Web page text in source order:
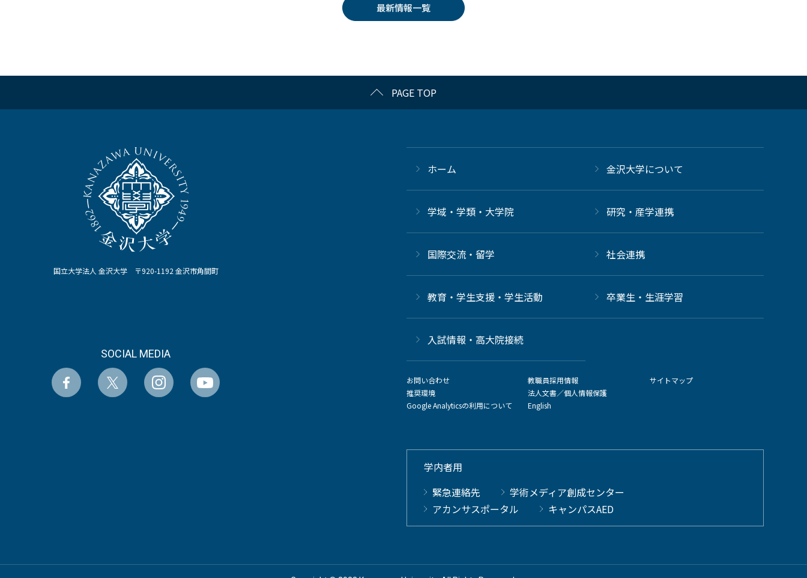
最新情報一覧
PAGE TOP
国立大学法人 金沢大学 〒920-1192 金沢市角間町
SOCIAL MEDIA
ホーム 金沢大学について
学域・学類・大学院 研究・産学連携
国際交流・留学 社会連携
教育・学生支援・学生活動 卒業生・生涯学習
⼊試情報・高大院接続
お問い合わせ
推奨環境
Google Analyticsの利用について
教職員採用情報
法人文書／個人情報保護
English
サイトマップ
学内者用
緊急連絡先
学術メディア創成センター
アカンサスポータル
キャンパスAED